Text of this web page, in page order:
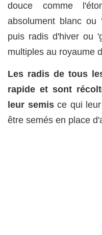
douce comme
absolument blanc ou
puis radis d'hiver ou
multiples au royaume
Les radis de tous
rapide et sont
leur semisce qui leur
être semés en place